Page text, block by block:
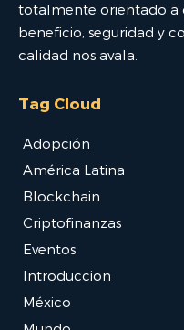
totalmente orientado a
beneficio, seguridad y
calidad nos avala.
Tag Cloud
Adopción
América Latina
Blockchain
Criptofinanzas
Eventos
Introduccion
México